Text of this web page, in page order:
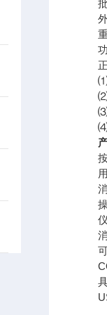
批
外形
重
功
正
⑴
⑵
⑶ 供
⑷ 无
产
按照
用进
消
操
仪
消
可
具